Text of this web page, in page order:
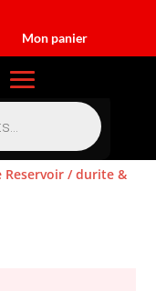
Mon panier
Reservoir/durite &